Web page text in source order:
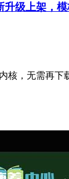
升级上架，
核，无需再